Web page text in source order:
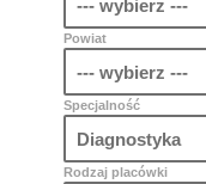
Powiat
Specjalność
Rodzaj placówki